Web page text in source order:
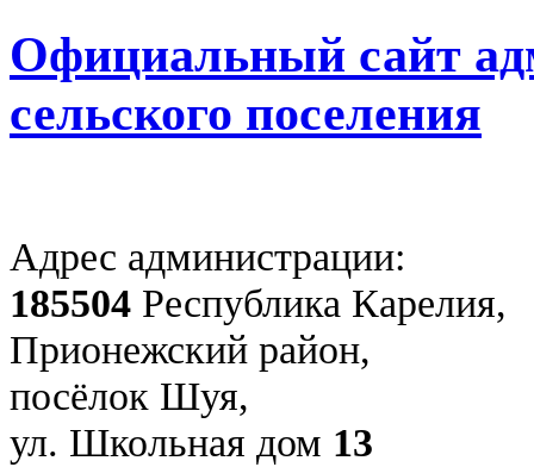
Официальный сайт
сельского поселения
Адрес администрации:
185504 Республика Карелия,
Прионежский район,
посёлок Шуя,
ул. Школьная дом 13